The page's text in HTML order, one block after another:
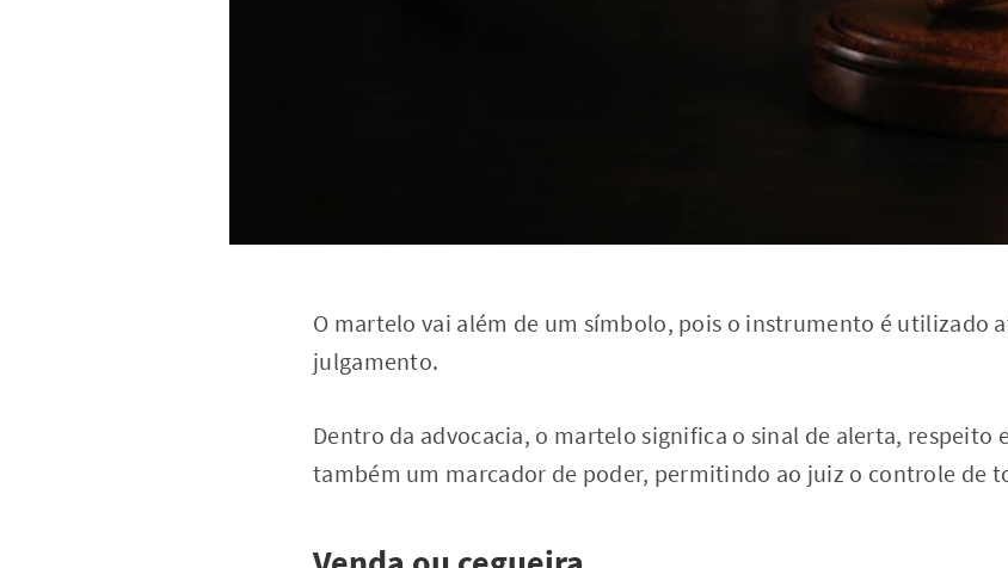
O martelo vai além de um símbolo, pois o instrumento é utilizado
julgamento.
Dentro da advocacia, o martelo significa o sinal de alerta, respeito
também um marcador de poder, permitindo ao juiz o controle de